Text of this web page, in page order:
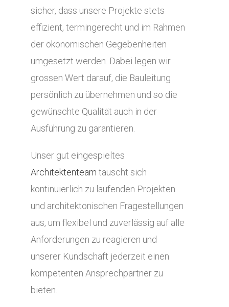
sicher, dass unsere Projekte stets
effizient, termingerecht und im Rahmen
der ökonomischen Gegebenheiten
umgesetzt werden. Dabei legen wir
grossen Wert darauf, die Bauleitung
persönlich zu übernehmen und so die
gewünschte Qualität auch in der
Ausführung zu garantieren.
Unser gut eingespieltes
Architektenteam tauscht sich
kontinuierlich zu laufenden Projekten
und architektonischen Fragestellungen
aus, um flexibel und zuverlässig auf alle
Anforderungen zu reagieren und
unserer Kundschaft jederzeit einen
kompetenten Ansprechpartner zu
bieten.